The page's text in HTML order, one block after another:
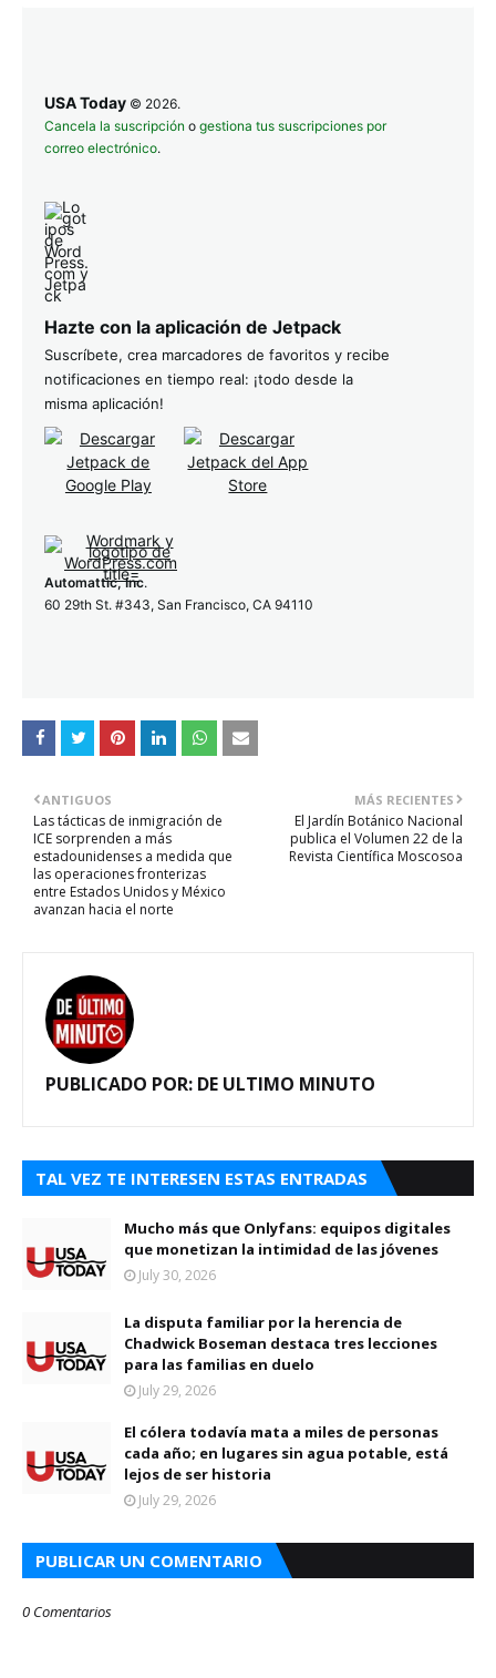
USA Today © 2026.
Cancela la suscripción o gestiona tus suscripciones por
correo electrónico.
Hazte con la aplicación de Jetpack
Suscríbete, crea marcadores de favoritos y recibe
notificaciones en tiempo real: ¡todo desde la
misma aplicación!
Automattic, Inc.
60 29th St. #343, San Francisco, CA 94110
MÁS RECIENTES
El Jardín Botánico Nacional
publica el Volumen 22 de la
Revista Científica Moscosoa
ANTIGUOS
Las tácticas de inmigración de
ICE sorprenden a más
estadounidenses a medida que
las operaciones fronterizas
entre Estados Unidos y México
avanzan hacia el norte
PUBLICADO POR: DE ULTIMO MINUTO
TAL VEZ TE INTERESEN ESTAS ENTRADAS
Mucho más que Onlyfans: equipos digitales
que monetizan la intimidad de las jóvenes
July 30, 2026
La disputa familiar por la herencia de
Chadwick Boseman destaca tres lecciones
para las familias en duelo
July 29, 2026
El cólera todavía mata a miles de personas
cada año; en lugares sin agua potable, está
lejos de ser historia
July 29, 2026
PUBLICAR UN COMENTARIO
0 Comentarios